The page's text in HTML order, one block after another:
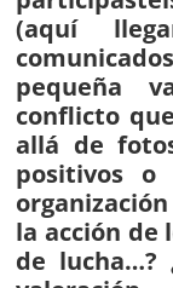
(aquí
pequeña
conflicto
allá de
positivos o
la acción de
de lucha…?